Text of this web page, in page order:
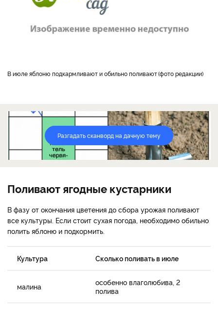
В июле яблоню подкармливают и обильно поливают фото редакции
Разгадать сканворд на дачную тему
Поливают ягодные кустарники
В фазу от окончания цветения до сбора урожая поливают
все культуры. Если стоит сухая погода, необходимо обильно
полить яблоню и подкормить.
Культура Сколько поливать в июле
малина
особенно влаголюбива, 2
полива